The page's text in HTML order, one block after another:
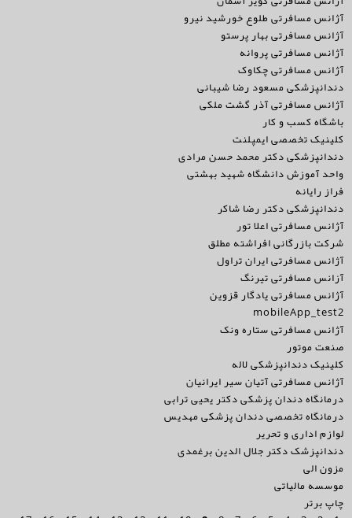
آژانس مسافرتی طلوع خورشید نیرو
آژانس مسافرتی بهار پرستو
آژانس مسافرتی پروانه
آژانس مسافرتی چکاوک
دندانپزشکی مسعود رضا شیبانی
آژانس مسافرتی آذر گشت ملکی
باشگاه کسب و کار
کلینیک تخصصی ایمپلنت
دندانپزشکی دکتر محمد حسن مرادی
واحد آموزش دانشگاه شهید بهشتی
فراز رايانه
دندانپزشکی دکتر رضا شاکر
آژانس مسافرتی اعلا تور
شرکت بازرگانی افراشته مطلق
آژانس مسافرتی ایران تراول
آزانس مسافرتی تیرنگ
آژانس مسافرتی یادگار قزوین
mobileApp_test2
آژانس مسافرتی ستاره ونک
صنعت موتور
کلینیک دندانپزشکی لاله
آژانس مسافرتی آتیان سیر ایرانیان
درمانگاه دندان پزشکی دکتر یحیی ترابی
درمانگاه تخصصی دندان پزشکی مهدیس
لوازم اداری و تحریر
دندانپزشک دکتر جلال الدین برغمدی
مزون الی
موسسه مالیاتی
چاپ برتر